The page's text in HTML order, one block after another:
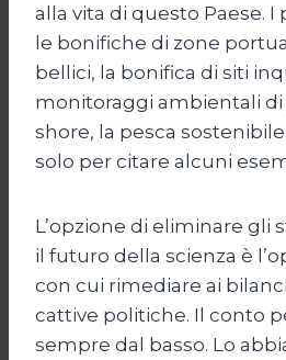
alla vita di questo Paese.
le bonifiche di zone
bellici, la bonifica di siti
monitoraggi ambientali
shore, la pesca
solo per citare alcuni
L’opzione di eliminare gli
il futuro della scienza è
con cui rimediare ai
cattive politiche. Il conto
sempre dal basso. Lo